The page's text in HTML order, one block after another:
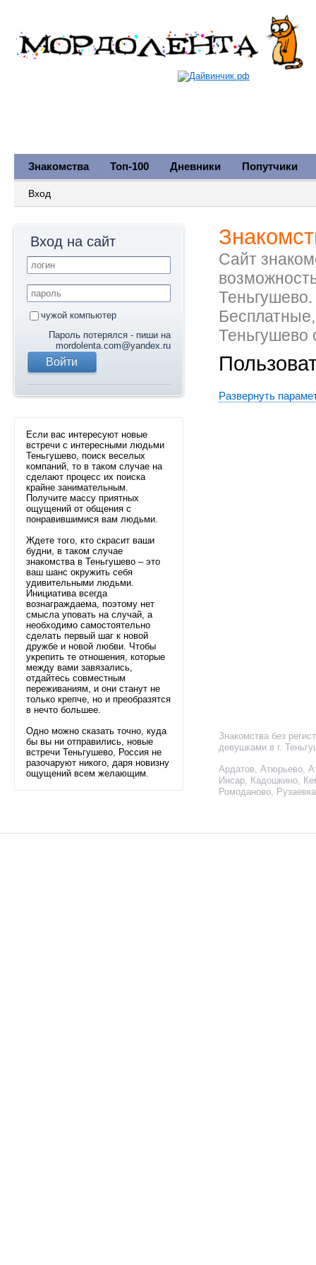
Знакомства Топ-100 Дневники Попутчики
Вход
Сайт
Теньгушево.
Развернуть
Знакомства без
девушками в г.
Ардатов, Атюрьево,
Инсар, Кадошкино,
Ромоданово, Рузаевка
Вход на сайт
чужой компьютер
Пароль потерялся - пиши на
mordolenta.com@yandex.ru
Если вас интересуют новые
встречи с интересными людьми
Теньгушево, поиск веселых
компаний, то в таком случае на
сделают процесс их поиска
крайне занимательным.
Получите массу приятных
ощущений от общения с
понравившимися вам людьми.
Ждете того, кто скрасит ваши
будни, в таком случае
знакомства в Теньгушево – это
ваш шанс окружить себя
удивительными людьми.
Инициатива всегда
вознаграждаема, поэтому нет
смысла уповать на случай, а
необходимо самостоятельно
сделать первый шаг к новой
дружбе и новой любви. Чтобы
укрепить те отношения, которые
между вами завязались,
отдайтесь совместным
переживаниям, и они станут не
только крепче, но и преобразятся
в нечто большее.
Одно можно сказать точно, куда
бы вы ни отправились, новые
встречи Теньгушево, Россия не
разочаруют никого, даря новизну
ощущений всем желающим.